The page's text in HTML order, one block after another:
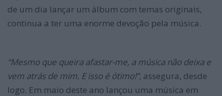
de um dia lançar um álbum com temas originais,
continua a ter uma enorme devoção pela música.
“Mesmo que queira afastar-me, a música não deixa e
vem atrás de mim. E isso é ótimo!”, assegura, desde
logo. Em maio deste ano lançou uma música em